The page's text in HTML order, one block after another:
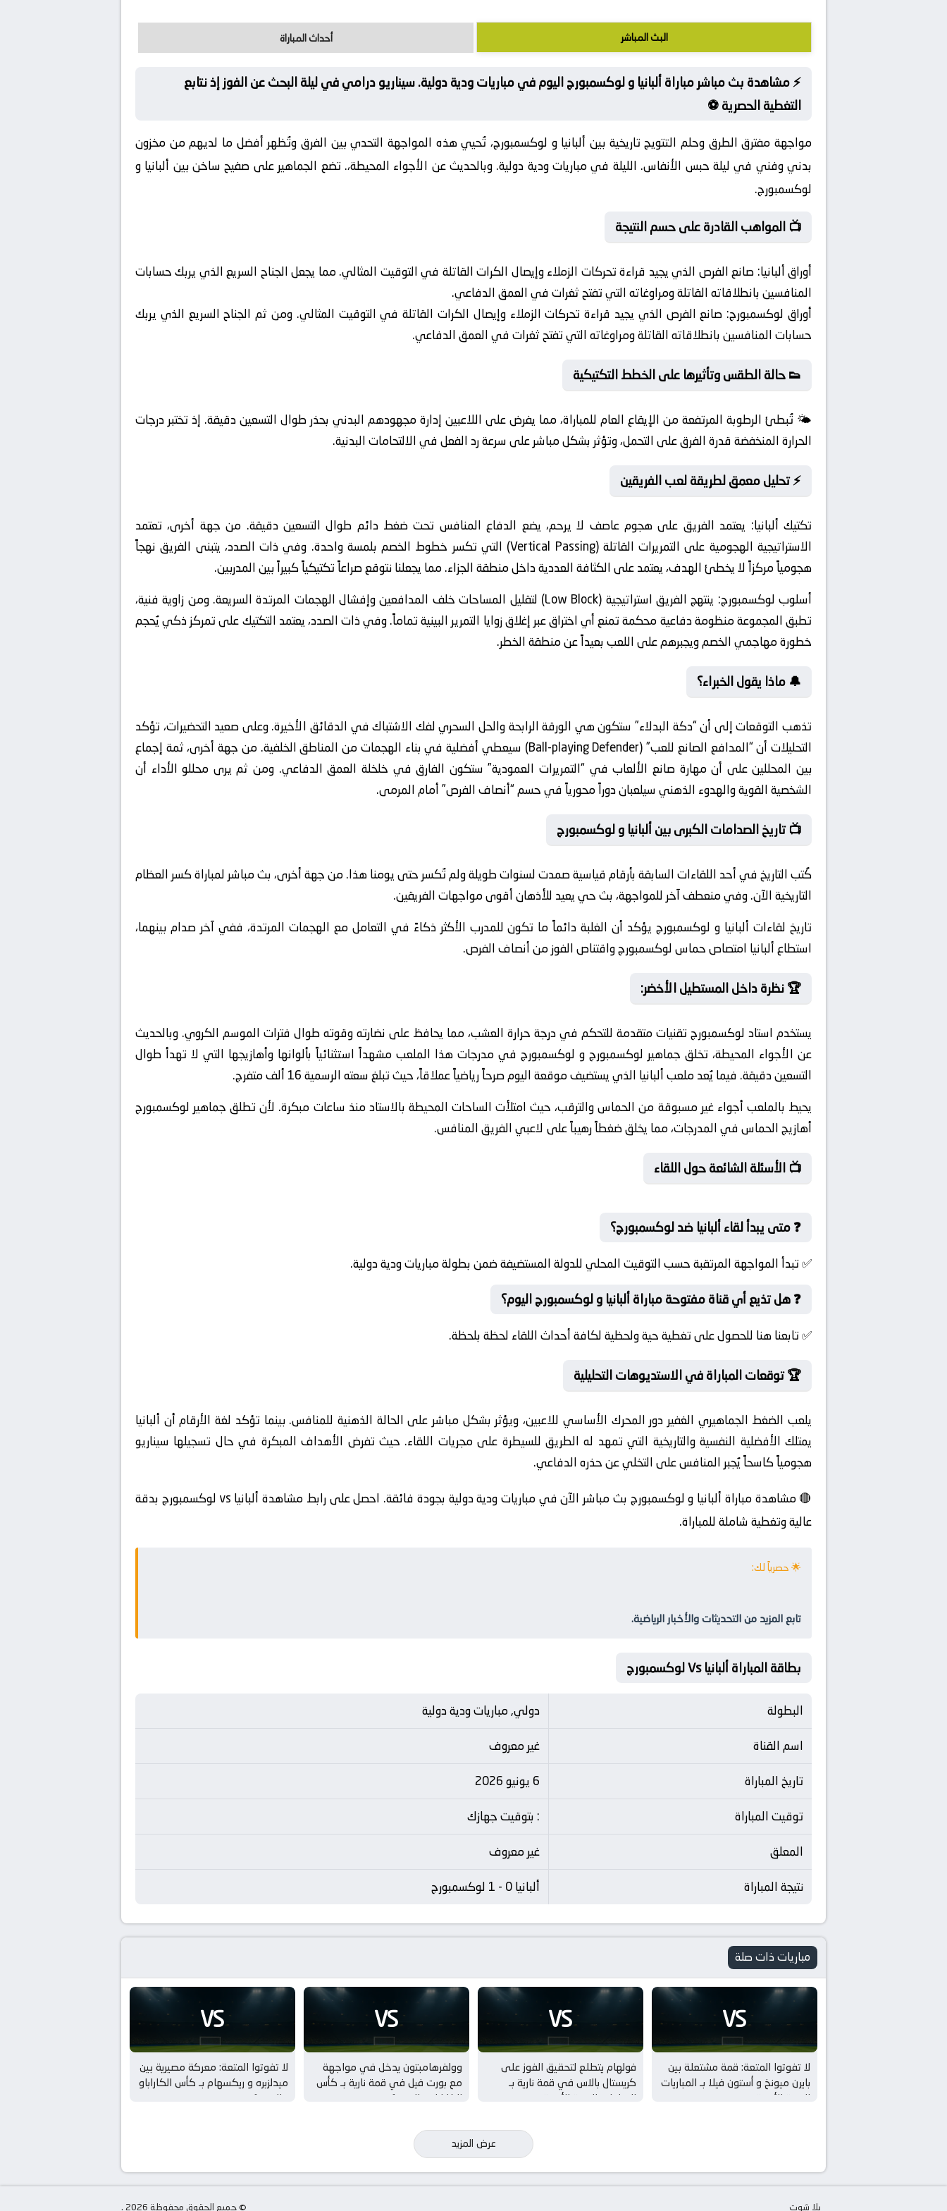
البث المباشر أحداث المباراة
⚡ مشاهدة بث مباشر مباراة ألبانيا و لوكسمبورج اليوم في مباريات ودية دولية. سيناريو درامي في ليلة البحث عن الفوز إذ نتابع
التغطية الحصرية ⚽
مواجهة مفترق الطرق وحلم التتويج تاريخية بين ألبانيا و لوكسمبورج، تُحيي هذه المواجهة التحدي بين الفرق وتُظهر أفضل ما لديهم من مخزون
بدني وفني في ليلة حبس الأنفاس. الليلة في مباريات ودية دولية. وبالحديث عن الأجواء المحيطة،. تضع الجماهير على صفيح ساخن بين ألبانيا و
لوكسمبورج.
📺 المواهب القادرة على حسم النتيجة
أوراق ألبانيا: صانع الفرص الذي يجيد قراءة تحركات الزملاء وإيصال الكرات القاتلة في التوقيت المثالي. مما يجعل الجناح السريع الذي يربك حسابات
المنافسين بانطلاقاته القاتلة ومراوغاته التي تفتح ثغرات في العمق الدفاعي.
أوراق لوكسمبورج: صانع الفرص الذي يجيد قراءة تحركات الزملاء وإيصال الكرات القاتلة في التوقيت المثالي. ومن ثم الجناح السريع الذي يربك
حسابات المنافسين بانطلاقاته القاتلة ومراوغاته التي تفتح ثغرات في العمق الدفاعي.
👟 حالة الطقس وتأثيرها على الخطط التكتيكية
🌤️ تُبطئ الرطوبة المرتفعة من الإيقاع العام للمباراة، مما يفرض على اللاعبين إدارة مجهودهم البدني بحذر طوال التسعين دقيقة. إذ تختبر درجات
الحرارة المنخفضة قدرة الفرق على التحمل، وتؤثر بشكل مباشر على سرعة رد الفعل في الالتحامات البدنية.
⚡ تحليل معمق لطريقة لعب الفريقين
تكتيك ألبانيا: يعتمد الفريق على هجوم عاصف لا يرحم، يضع الدفاع المنافس تحت ضغط دائم طوال التسعين دقيقة. من جهة أخرى، تعتمد
الاستراتيجية الهجومية على التمريرات القاتلة (Vertical Passing) التي تكسر خطوط الخصم بلمسة واحدة. وفي ذات الصدد، يتبنى الفريق نهجاً
هجومياً مركزاً لا يخطئ الهدف، يعتمد على الكثافة العددية داخل منطقة الجزاء. مما يجعلنا نتوقع صراعاً تكتيكياً كبيراً بين المدربين.
أسلوب لوكسمبورج:
ينتهج الفريق استراتيجية (Low Block) لتقليل المساحات خلف المدافعين وإفشال الهجمات المرتدة السريعة. ومن زاوية فنية،
تطبق المجموعة منظومة دفاعية محكمة تمنع أي اختراق عبر إغلاق زوايا التمرير البينية تماماً. وفي ذات الصدد، يعتمد التكتيك على تمركز ذكي يُحجم
خطورة مهاجمي الخصم ويجبرهم على اللعب بعيداً عن منطقة الخطر.
🔔 ماذا يقول الخبراء؟
تذهب التوقعات إلى أن “دكة البدلاء” ستكون هي الورقة الرابحة والحل السحري لفك الاشتباك في الدقائق الأخيرة. وعلى صعيد التحضيرات، تؤكد
التحليلات أن “المدافع الصانع للعب” (Ball-playing Defender) سيعطي أفضلية في بناء الهجمات من المناطق الخلفية. من جهة أخرى، ثمة إجماع
بين المحللين على أن مهارة صانع الألعاب في “التمريرات العمودية” ستكون الفارق في خلخلة العمق الدفاعي. ومن ثم يرى محللو الأداء أن
الشخصية القوية والهدوء الذهني سيلعبان دوراً محورياً في حسم “أنصاف الفرص” أمام المرمى.
📺 تاريخ الصدامات الكبرى بين ألبانيا و لوكسمبورج
كُتب التاريخ في أحد اللقاءات السابقة بأرقام قياسية صمدت لسنوات طويلة ولم تُكسر حتى يومنا هذا. من جهة أخرى، بث مباشر لمباراة كسر العظام
التاريخية الآن. وفي منعطف آخر للمواجهة، بث حي يعيد للأذهان أقوى مواجهات الفريقين.
تاريخ لقاءات ألبانيا و لوكسمبورج يؤكد أن الغلبة دائماً ما تكون للمدرب الأكثر ذكاءً في التعامل مع الهجمات المرتدة، ففي آخر صدام بينهما،
استطاع ألبانيا امتصاص حماس لوكسمبورج واقتناص الفوز من أنصاف الفرص.
🏆 نظرة داخل المستطيل الأخضر:
يستخدم استاد لوكسمبورج تقنيات متقدمة للتحكم في درجة حرارة العشب، مما يحافظ على نضارته وقوته طوال فترات الموسم الكروي. وبالحديث
عن الأجواء المحيطة، تخلق جماهير لوكسمبورج و لوكسمبورج في مدرجات هذا الملعب مشهداً استثنائياً بألوانها وأهازيجها التي لا تهدأ طوال
التسعين دقيقة. فيما يُعد ملعب ألبانيا الذي يستضيف موقعة اليوم صرحاً رياضياً عملاقاً، حيث تبلغ سعته الرسمية 16 ألف متفرج.
يحيط بالملعب أجواء غير مسبوقة من الحماس والترقب، حيث امتلأت الساحات المحيطة بالاستاد منذ ساعات مبكرة. لأن تطلق جماهير لوكسمبورج
أهازيج الحماس في المدرجات، مما يخلق ضغطاً رهيباً على لاعبي الفريق المنافس.
📺 الأسئلة الشائعة حول اللقاء
❓ متى يبدأ لقاء ألبانيا ضد لوكسمبورج؟
✅ تبدأ المواجهة المرتقبة حسب التوقيت المحلي للدولة المستضيفة ضمن بطولة مباريات ودية دولية.
❓ هل تذيع أي قناة مفتوحة مباراة ألبانيا و لوكسمبورج اليوم؟
✅ تابعنا هنا للحصول على تغطية حية ولحظية لكافة أحداث اللقاء لحظة بلحظة.
🏆 توقعات المباراة في الاستديوهات التحليلية
يلعب الضغط الجماهيري الغفير دور المحرك الأساسي للاعبين، ويؤثر بشكل مباشر على الحالة الذهنية للمنافس. بينما تؤكد لغة الأرقام أن ألبانيا
يمتلك الأفضلية النفسية والتاريخية التي تمهد له الطريق للسيطرة على مجريات اللقاء. حيث تفرض الأهداف المبكرة في حال تسجيلها سيناريو
هجومياً كاسحاً يُجبر المنافس على التخلي عن حذره الدفاعي.
🔴 مشاهدة مباراة ألبانيا و لوكسمبورج بث مباشر الآن في مباريات ودية دولية بجودة فائقة. احصل على رابط مشاهدة ألبانيا vs لوكسمبورج بدقة
عالية وتغطية شاملة للمباراة.
🌟 حصرياً لك:
تابع المزيد من التحديثات والأخبار الرياضية.
بطاقة المباراة ألبانيا Vs لوكسمبورج
البطولة
دولي, مباريات ودية دولية
اسم القناة
غير معروف
تاريخ المباراة
6 يونيو 2026
توقيت المباراة
: بتوقيت جهازك
المعلق
غير معروف
نتيجة المباراة
ألبانيا 0 - 1 لوكسمبورج
مباريات ذات صلة
VS
لا تفوتوا المتعة: قمة مشتعلة بين
بايرن ميونخ و أستون فيلا بـ المباريات
الودية للأندية
VS
فولهام يتطلع لتحقيق الفوز على
كريستال بالاس في قمة نارية بـ
المباريات الودية للأندية
VS
وولفرهامبتون يدخل في مواجهة
مع بورت فيل في قمة نارية بـ كأس
الكاراباو – الدور 1
VS
لا تفوتوا المتعة: معركة مصيرية بين
ميدلزبره و ريكسهام بـ كأس الكاراباو
– الدور 1
عرض المزيد
يلا شوت © جميع الحقوق محفوظة 2026 .